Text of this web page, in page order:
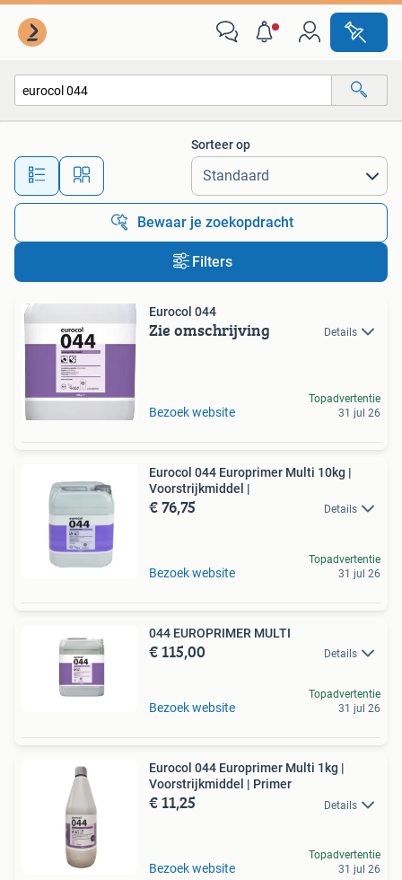
Alle afstanden…
Sorteer op
Bewaar je zoekopdracht
Filters
Eurocol 044
Zie omschrijving Details
Bezoek website
Topadvertentie
31 jul 26
Eurocol 044 Europrimer Multi 10kg |
Voorstrijkmiddel |
€ 76,75 Details
Bezoek website
Topadvertentie
31 jul 26
044 EUROPRIMER MULTI
€ 115,00 Details
Bezoek website
Topadvertentie
31 jul 26
Eurocol 044 Europrimer Multi 1kg |
Voorstrijkmiddel | Primer
€ 11,25 Details
Bezoek website
Topadvertentie
31 jul 26